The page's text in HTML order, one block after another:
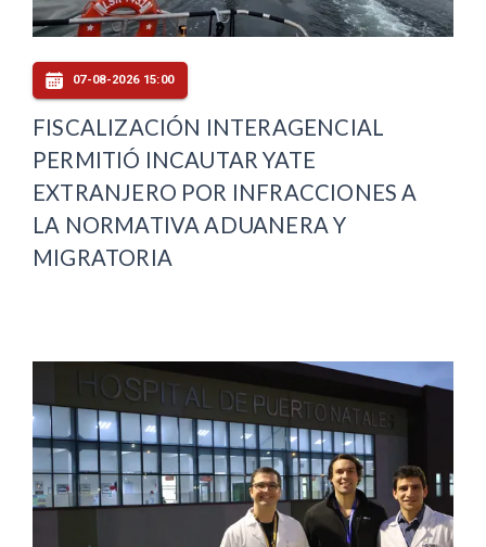
07-08-2026 15:00
FISCALIZACIÓN INTERAGENCIAL
PERMITIÓ INCAUTAR YATE
EXTRANJERO POR INFRACCIONES A
LA NORMATIVA ADUANERA Y
MIGRATORIA